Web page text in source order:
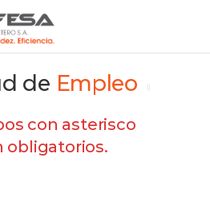
de Empleo
con asterisco
obligatorios.